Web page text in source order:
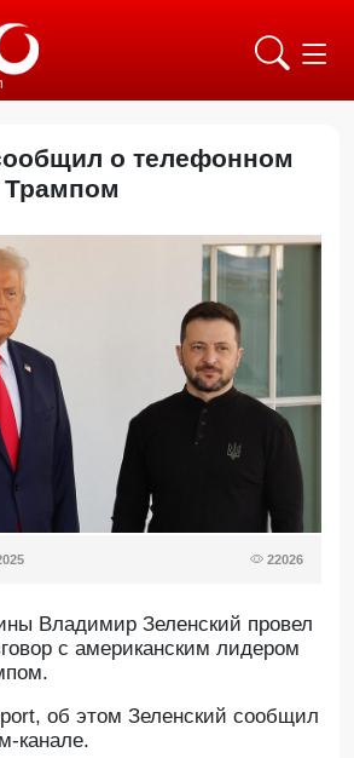
о телефонном
Трампом
22026
Владимир Зеленский провел
с американским лидером
об этом Зеленский сообщил
канале.